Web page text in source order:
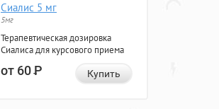
Сиалис 5 мг
5мг
Терапевтическая дозировка
Сиалиса для курсового приема
от 60Р Купить